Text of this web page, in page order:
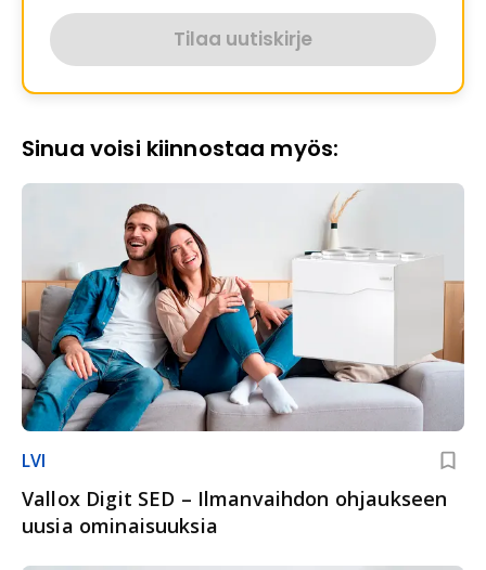
Tilaa uutiskirje
Sinua voisi kiinnostaa myös:
LVI
Vallox Digit SED – Ilmanvaihdon ohjaukseen
uusia ominaisuuksia